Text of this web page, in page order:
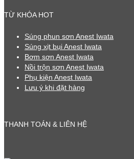
TỪ KHÓA HOT
Súng phun sơn Anest Iwata
Súng xịt bụi Anest Iwata
Bơm sơn Anest Iwata
Nồi trộn sơn Anest Iwata
Phụ kiện Anest Iwata
Lưu ý khi đặt hàng
THANH TOÁN & LIÊN HỆ